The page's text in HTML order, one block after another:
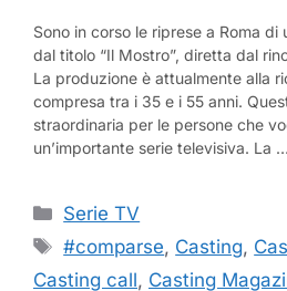
Sono in corso le riprese a Roma
dal titolo “Il Mostro”, diretta dal
La produzione è attualmente alla
compresa tra i 35 e i 55 anni.
straordinaria per le persone che
un’importante serie televisiva. La …
Categorie
Serie TV
Tag
#comparse, Casting,
Casting call, Casting